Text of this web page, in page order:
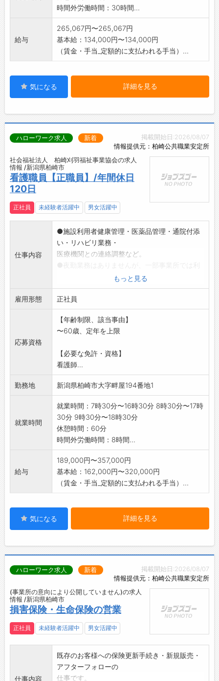
・長期連休での利用が多く、普段プライベート
では乗れない高級車や電気自動車、ワンボック
スカーなどは特に人気があります！
■同期会・趣味同好会支援（活動資金の一部を
会社が援助）
■保養・宿泊施設（東京ビュック（会員制オー
（リゾートマンション））
・長期連休に多くの申込があり、家族や仲間同
士でのリフレッシュに利用可能です◎
■月2回の2連休日を導入！
・自動車販売会社で全国トップレベルの全社一
斉休日を確保し、プライベートの時間の充実を
図っています◎
す！
【働き方に関して】
・多様な価値観で、全員にスポットライトが当
たる仕組みを整えています◎
・意見箱を設置し、積極的に社員の意見を取り
図り、整備士が整備に専念できる環境です♪
【社内設備】
・今後ますます需要が増えると予測され、お客
様に安心して便利にご利用いただけるよう365
【先輩社員の声】
■テクニカルスタッフ（2017年入社）
社員を大切にしていることが会社の魅力です。
『メンター（助言者）制度』があり、比較的年
齢が近い先輩がついてくれて、何も分からない
ことだらけの新人のときに親身に相談に乗って
くれます。
気軽に話せることも多く、プライベートでもお
酒を飲みに行ったり、兄弟のような関係で頼り
になります。
研修制度も十分していて、新人のときは店舗へ
配属になる前に整備の基礎を学べたり、日産資
格試験前は会社が研修を行ってくれて苦手な分
楽しく、不安を抱えることがなく、仕事ができ
■テクニカルスタッフ（2019年入社）
ることが多く、不安を解消できるのは自動車整
備士だけです◎
車の不具合内容をしっかり聞き、短時間で修理
が完了するよう心掛けています。
お客様から「ありがとう」の感謝の言葉やお褒
めの言葉をいただくことが、何よりもやりがい
になっています！
複雑な故障への解決法を発見し、修理に至った
達成感は大きいです！
／
HAPPYな職場で、あなたと一緒に働ける日を楽
しみにしています♪
・制服・作業服・安全装備：全て支給◎
・有給休暇の取得率ほぼ100％♪
【会社の周辺環境】
・徒歩圏内にスーパーがあり、仕事帰りの買い
物もラクラク♪
・車で7分のゲームセンターや、車で8分の水族
館など、休日には家族や友達と気軽に遊びに行
けるスポットが充実！
→ 生活の便利さと遊びの楽しさが両立する環境
【こんな方にオススメ】
◆体を動かすことが好きな方
◇安定した職場で長く働きたい方
◆チャレンジ精神旺盛で成長意欲のある方
時間外労働時間：30時間...
給与
265,067円〜265,067円
基本給：134,000円〜134,000円
（賃金・手当_定額的に支払われる手当）...
気になる 詳細を見る
掲載開始日:2026/08/07
情報提供元：柏崎公共職業安定所
ハローワーク求人 新着
社会福祉法人 柏崎刈羽福祉事業協会の求人
情報 /新潟県柏崎市
看護職員【正職員】/年間休日
120日
正社員 未経験者活躍中 男女活躍中
仕事内容
●施設利用者健康管理・医薬品管理・通院付添
い・リハビリ業務・
医療機関との連絡調整など。
用者夜間急変に備え
た待機当番があります。(月5回程度、夜間自宅
待機で必要に応じ
て電話対応や現場対応。待機当番手当の支給あ
り。)
●配属施設によって利用者数は70名～150名、
名～8名です。(パート含む)
●採用時配属施設は救護施設かしわ荘を予定し
ています。(利用者
数150名で成年知的障がい者、成年精神障がい
●かしわ荘の看護職員数はパートを含めて5～6
人です。
※変更範囲:変更なし
もっと見る
雇用形態 正社員
応募資格
【年齢制限、該当事由】
〜60歳、定年を上限
【必要な免許・資格】
看護師...
勤務地 新潟県柏崎市大字畔屋194番地1
就業時間
就業時間：7時30分〜16時30分 8時30分〜17時
30分 9時30分〜18時30分
休憩時間：60分
時間外労働時間：8時間...
給与
189,000円〜357,000円
基本給：162,000円〜320,000円
（賃金・手当_定額的に支払われる手当）...
気になる 詳細を見る
掲載開始日:2026/08/07
情報提供元：柏崎公共職業安定所
ハローワーク求人 新着
(事業所の意向により公開していません)の求人
情報 /新潟県柏崎市
損害保険・生命保険の営業
正社員 未経験者活躍中 男女活躍中
仕事内容
既存のお客様への保険更新手続き・新規販売・
アフターフォローの
仕事です。